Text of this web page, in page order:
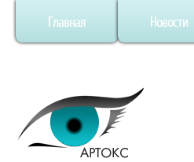
Главная Новости